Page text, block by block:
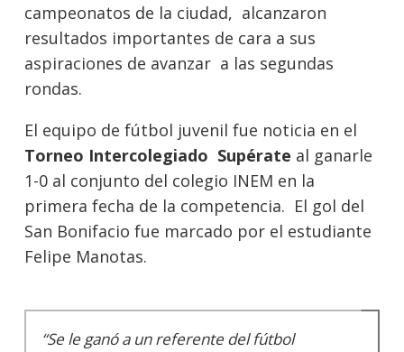
campeonatos de la ciudad, alcanzaron
resultados importantes de cara a sus
aspiraciones de avanzar a las segundas
rondas.
El equipo de fútbol juvenil fue noticia en el
Torneo Intercolegiado Supérate al ganarle
1-0 al conjunto del colegio INEM en la
primera fecha de la competencia. El gol del
San Bonifacio fue marcado por el estudiante
Felipe Manotas.
“Se le ganó a un referente del fútbol